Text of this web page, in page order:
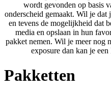
wordt gevonden op basis
onderscheid gemaakt. Wil je
en tevens de mogelijkheid dat
media en opslaan in hun
pakket nemen. Wil je meer nog
exposure dan kan je
Pakketten